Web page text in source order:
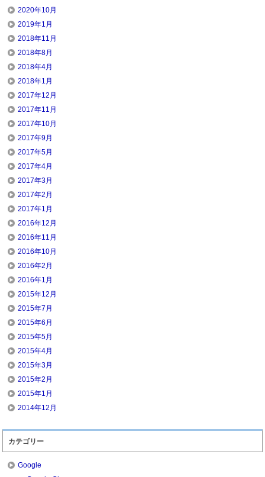
2020年10月
2019年1月
2018年11月
2018年8月
2018年4月
2018年1月
2017年12月
2017年11月
2017年10月
2017年9月
2017年5月
2017年4月
2017年3月
2017年2月
2017年1月
2016年12月
2016年11月
2016年10月
2016年2月
2016年1月
2015年12月
2015年7月
2015年6月
2015年5月
2015年4月
2015年3月
2015年2月
2015年1月
2014年12月
カテゴリー
Google